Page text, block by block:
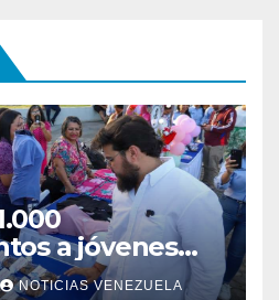
a jóvenes
Monagas
NOTICIAS VENEZUELA